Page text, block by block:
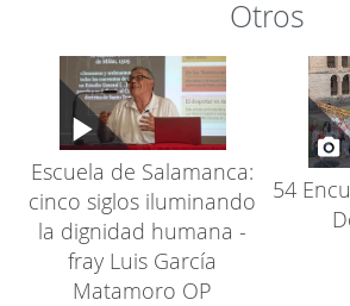
Otros
Escuela de Salamanca:
cinco siglos iluminando
la dignidad humana -
fray Luis García
Matamoro OP
54